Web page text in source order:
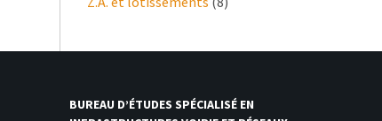
BUREAU D’ÉTUDES SPÉCIALISÉ EN